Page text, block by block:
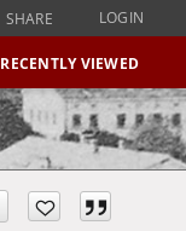
SHARE LOGIN
RECENTLY VIEWED